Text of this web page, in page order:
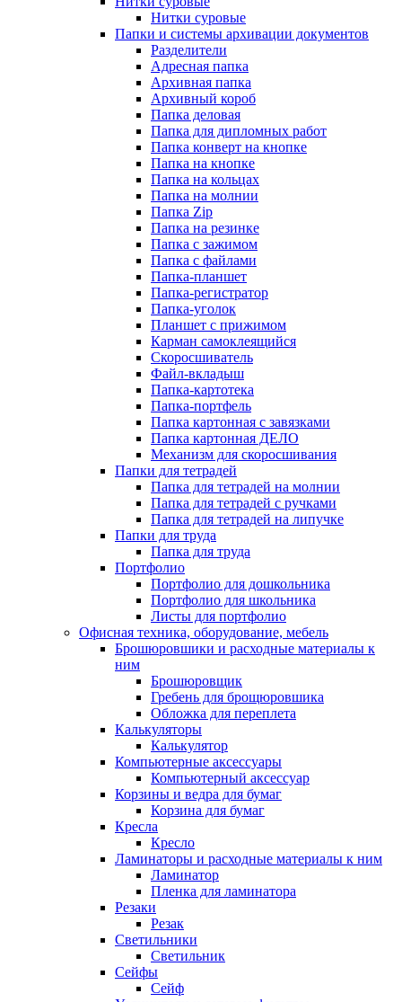
Нитки суровые
Папки и системы архивации документов
Разделители
Адресная папка
Архивная папка
Архивный короб
Папка деловая
Папка для дипломных работ
Папка конверт на кнопке
Папка на кнопке
Папка на кольцах
Папка на молнии
Папка Zip
Папка на резинке
Папка с зажимом
Папка с файлами
Папка-планшет
Папка-регистратор
Папка-уголок
Планшет с прижимом
Карман самоклеящийся
Скоросшиватель
Файл-вкладыш
Папка-картотека
Папка-портфель
Папка картонная с завязками
Папка картонная ДЕЛО
Механизм для скоросшивания
Папки для тетрадей
Папка для тетрадей на молнии
Папка для тетрадей с ручками
Папка для тетрадей на липучке
Папки для труда
Папка для труда
Портфолио
Портфолио для дошкольника
Портфолио для школьника
Листы для портфолио
Офисная техника, оборудование, мебель
Брошюровшики и расходные материалы к
ним
Брошюровщик
Гребень для брощюровшика
Обложка для переплета
Калькуляторы
Калькулятор
Компьютерные аксессуары
Компьютерный аксессуар
Корзины и ведра для бумаг
Корзина для бумаг
Кресла
Кресло
Ламинаторы и расходные материалы к ним
Ламинатор
Пленка для ламинатора
Резаки
Резак
Светильники
Светильник
Сейфы
Сейф